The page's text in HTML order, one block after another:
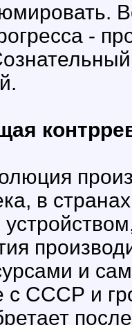
-
в
и
с СССР и